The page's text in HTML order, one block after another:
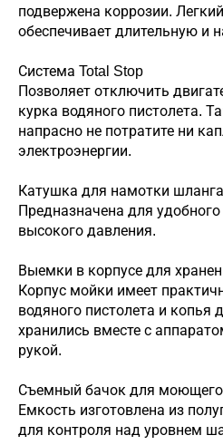
подвержена коррозии.
обеспечивает длительную и
Система Total Stop
Позволяет отключить
курка водяного пистолета.
напрасно не потратите ни
электроэнергии.
Катушка для намотки шланга
Предназначена для
высокого давления.
Выемки в корпусе для
Корпус мойки имеет
водяного пистолета и копья
хранились вместе с
рукой.
Съемный бачок для моющего
Емкость изготовлена из
для контроля над уровнем